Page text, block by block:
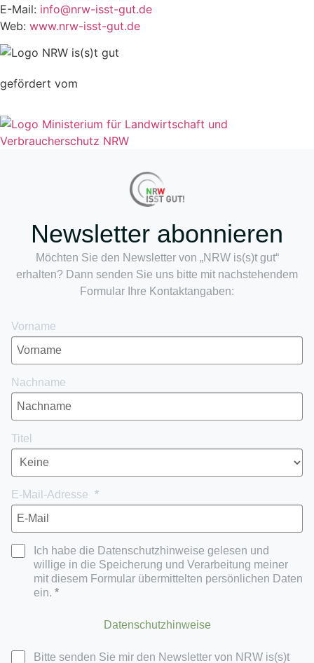
E-Mail: info@nrw-isst-gut.de
Web: www.nrw-isst-gut.de
gefördert vom
Newsletter abonnieren
Möchten Sie den Newsletter von „NRW is(s)t gut“
erhalten? Dann senden Sie uns bitte mit nachstehendem
Formular Ihre Kontaktangaben:
Vorname
Nachname
Titel
E-Mail-Adresse
Ich habe die Datenschutzhinweise gelesen und
willige in die Speicherung und Verarbeitung meiner
mit diesem Formular übermittelten persönlichen Daten
ein.
Datenschutzhinweise
Bitte senden Sie mir den Newsletter von NRW is(s)t